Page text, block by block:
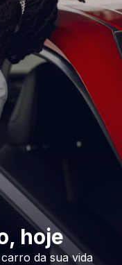
hoje
da sua vida